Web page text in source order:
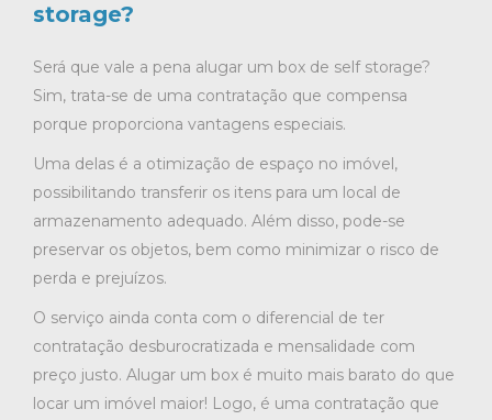
storage?
Será que vale a pena alugar um box de self storage?
Sim, trata-se de uma contratação que compensa
porque proporciona vantagens especiais.
Uma delas é a otimização de espaço no imóvel,
possibilitando transferir os itens para um local de
armazenamento adequado. Além disso, pode-se
preservar os objetos, bem como minimizar o risco de
perda e prejuízos.
O serviço ainda conta com o diferencial de ter
contratação desburocratizada e mensalidade com
preço justo. Alugar um box é muito mais barato do que
locar um imóvel maior! Logo, é uma contratação que